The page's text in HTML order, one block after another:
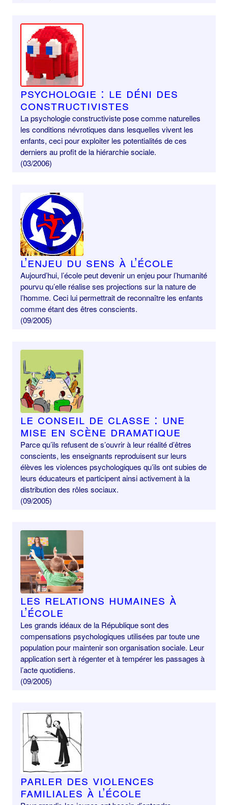
Psychologie : le déni des
constructivistes
La psychologie constructiviste pose comme naturelles
les conditions névrotiques dans lesquelles vivent les
enfants, ceci pour exploiter les potentialités de ces
derniers au profit de la hiérarchie sociale.
(03/2006)
L’enjeu du sens à l’école
Aujourd’hui, l’école peut devenir un enjeu pour l’humanité
pourvu qu’elle réalise ses projections sur la nature de
l’homme. Ceci lui permettrait de reconnaître les enfants
comme étant des êtres conscients.
(09/2005)
Le conseil de classe : une
mise en scène dramatique
Parce qu’ils refusent de s’ouvrir à leur réalité d’êtres
conscients, les enseignants reproduisent sur leurs
élèves les violences psychologiques qu’ils ont subies de
leurs éducateurs et participent ainsi activement à la
distribution des rôles sociaux.
(09/2005)
Les relations humaines à
l’école
Les grands idéaux de la République sont des
compensations psychologiques utilisées par toute une
population pour maintenir son organisation sociale. Leur
application sert à régenter et à tempérer les passages à
l’acte quotidiens.
(09/2005)
Parler des violences
familiales à l’école